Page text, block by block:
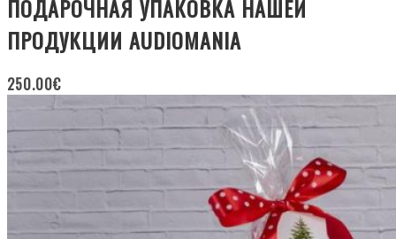
ПОДАРОЧНАЯ УПАКОВКА НАШЕЙ
ПРОДУКЦИИ AUDIOMANIA
250.00€